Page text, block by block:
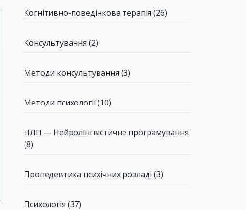
Когнітивно-поведінкова терапія (26)
Консультування (2)
Методи консультування (3)
Методи психології(10)
НЛП — Нейролінгвістичне програмування
(8)
Пропедевтика психічних розладі (3)
Психологія (37)